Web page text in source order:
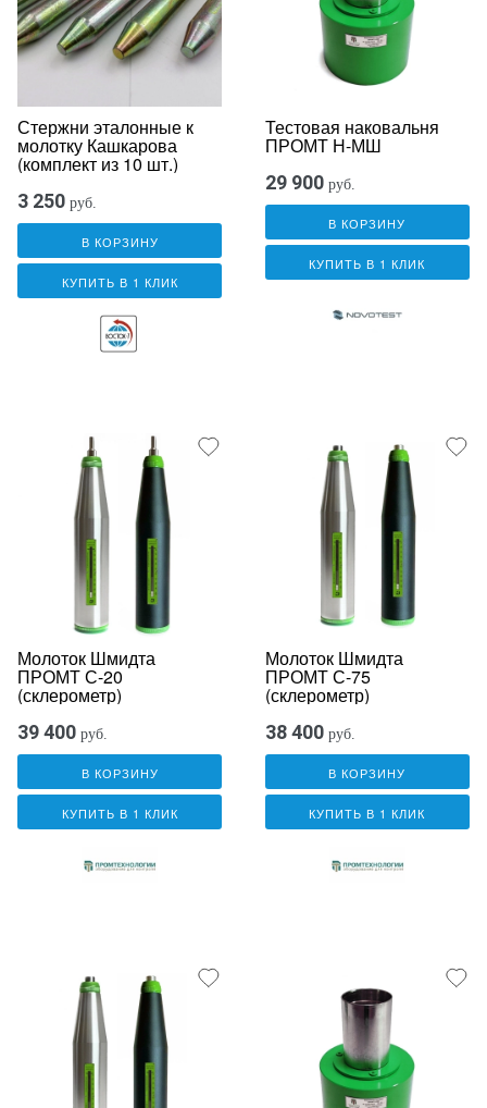
Стержни эталонные к
молотку Кашкарова
(комплект из 10 шт.)
3 250 руб.
В КОРЗИНУ
КУПИТЬ В 1 КЛИК
Тестовая наковальня
ПРОМТ Н-МШ
29 900 руб.
В КОРЗИНУ
КУПИТЬ В 1 КЛИК
Молоток Шмидта
ПРОМТ С-20
(склерометр)
39 400 руб.
В КОРЗИНУ
КУПИТЬ В 1 КЛИК
Молоток Шмидта
ПРОМТ С-75
(склерометр)
38 400 руб.
В КОРЗИНУ
КУПИТЬ В 1 КЛИК